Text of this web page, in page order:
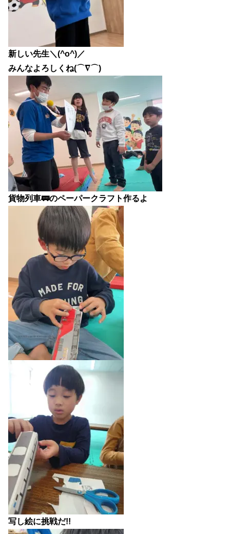
新しい先生＼(^o^)／
みんなよろしくね(⌒∇⌒)
貨物列車🚃のペーパークラフト作るよ
写し絵に挑戦だ!!